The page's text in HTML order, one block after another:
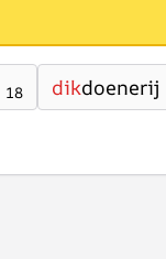
18 dikdoenerij